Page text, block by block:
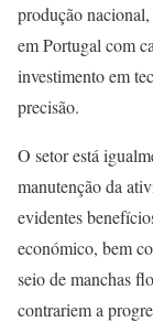
produção
em Portugal com
investimento em
precisão.
O setor está
manutenção da
evidentes
económico, bem
seio de manchas
contrariem a